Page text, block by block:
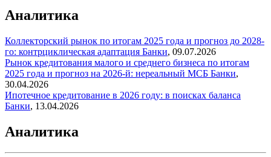
Аналитика
Коллекторский рынок по итогам 2025 года и прогноз до 2028-
го: контрциклическая адаптация Банки, 09.07.2026
Рынок кредитования малого и среднего бизнеса по итогам
2025 года и прогноз на 2026-й: нереальный МСБ Банки,
30.04.2026
Ипотечное кредитование в 2026 году: в поисках баланса
Банки, 13.04.2026
Аналитика